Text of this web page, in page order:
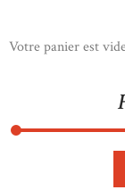
Votre panier est